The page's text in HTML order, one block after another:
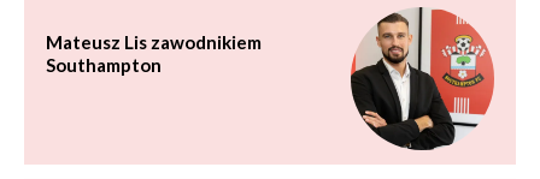
Mateusz Lis zawodnikiem
Southampton